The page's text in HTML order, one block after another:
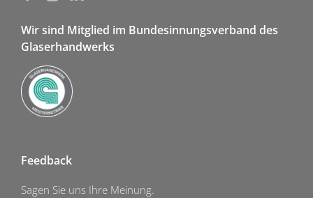
Wir sind Mitglied im Bundesinnungsverband des
Glaserhandwerks
Feedback
Sagen Sie uns Ihre Meinung.